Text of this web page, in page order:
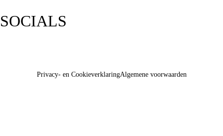
SOCIALS
Privacy- en CookieverklaringAlgemene voorwaarden